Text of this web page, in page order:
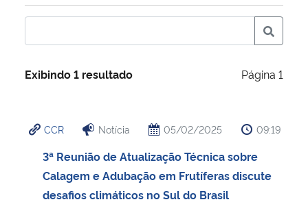
Ministério da Infraestrutura
Ministério da Cidadania
Exibindo 1 resultado Página 1
CCR Notícia 05/02/2025 09:19
3ª Reunião de Atualização Técnica sobre
Calagem e Adubação em Frutíferas discute
desafios climáticos no Sul do Brasil